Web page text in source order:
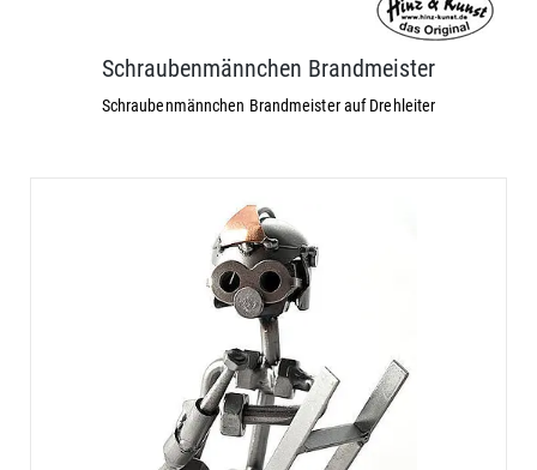
Schraubenmännchen Brandmeister
Schraubenmännchen Brandmeister auf Drehleiter